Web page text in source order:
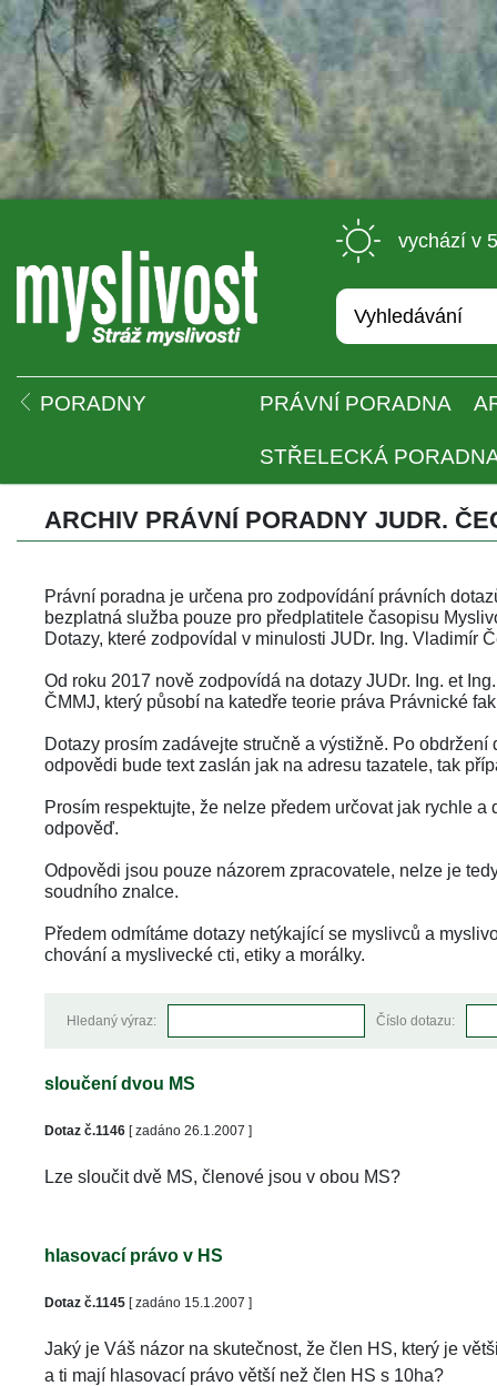
vychází v
PORADNY PRÁVNÍ PORADNA
STŘELECKÁ
ARCHIV PRÁVNÍ PORADNY JUDR.
Právní poradna je určena pro zodpovídání právních
bezplatná služba pouze pro předplatitele časopisu
Dotazy, které zodpovídal v minulosti JUDr. Ing. Vladimír
Od roku 2017 nově zodpovídá na dotazy JUDr. Ing. et
ČMMJ, který působí na katedře teorie práva Právnické
Dotazy prosím zadávejte stručně a výstižně. Po
odpovědi bude text zaslán jak na adresu tazatele, tak
Prosím respektujte, že nelze předem určovat jak rychle
odpověď.
Odpovědi jsou pouze názorem zpracovatele, nelze je
oudního znalce.
Předem odmítáme dotazy netýkající se myslivců a
chování a myslivecké cti, etiky a morálky.
Hledaný výraz: Číslo dotazu:
loučení dvou MS
Dotaz č.1146 [ zadáno 26.1.2007 ]
Lze sloučit dvě MS, členové jsou v obou MS?
hlasovací právo v HS
Dotaz č.1145 [ zadáno 15.1.2007 ]
Jaký je Váš názor na skutečnost, že člen HS, který je
a ti mají hlasovací právo větší než člen HS s 10ha?